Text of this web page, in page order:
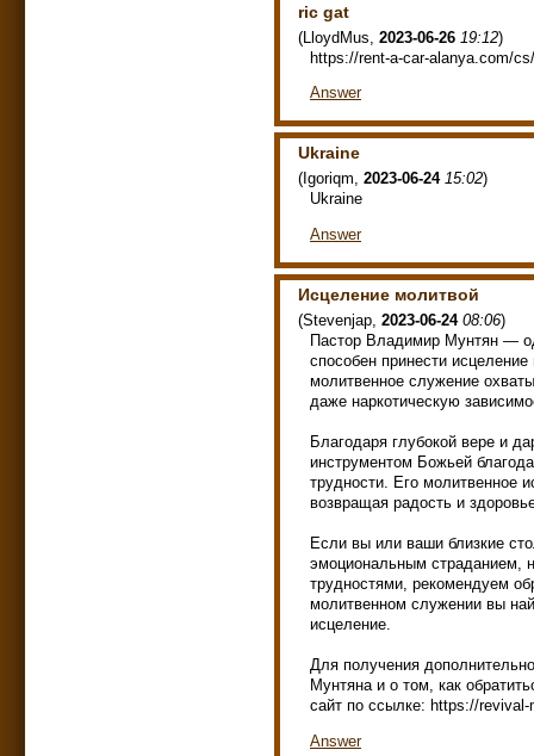
ric gat
(LloydMus 2023-06-26 19:12)
https://rent-a-car-alanya.com/cs/
Answer
Ukraine
( Igoriqm, 2023-06-24 15:02)
Ukraine
Answer
Исцеление молитвой
(Stevenjap, 2023-06-24 08:06)
Пастор Владимир Мунтян —
способен принести
молитвенное служение
даже наркотическую
Благодаря глубокой вере и
инструментом Божьей
трудности. Его молитвенное
возвращая радость и
Если вы или ваши близкие
эмоциональным страданием,
трудностями, рекомендуем
молитвенном служении вы
исцеление.
Для получения
Мунтяна и о том, как
сайт по ссылке: https://
Answer